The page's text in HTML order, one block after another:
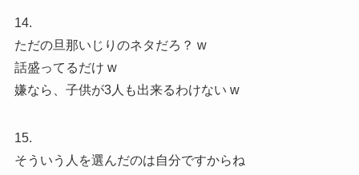
14.
ただの旦那いじりのネタだろ？ w
話盛ってるだけ w
嫌なら、子供が3人も出来るわけない w
15.
そういう人を選んだのは自分ですからね